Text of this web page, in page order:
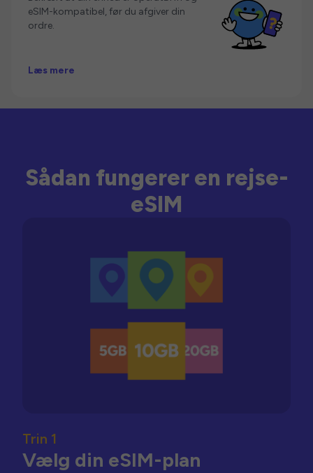
eSIM-kompatibel, før du afgiver din
ordre.
Læs mere
Sådan fungerer en rejse-
eSIM
Trin 1
Vælg din eSIM-plan